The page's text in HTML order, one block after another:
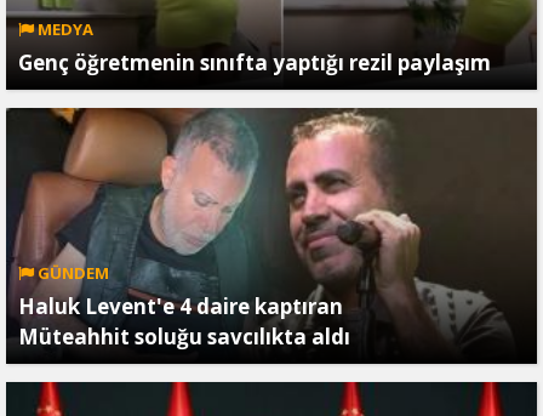
MEDYA
Genç öğretmenin sınıfta yaptığı rezil paylaşım
GÜNDEM
Haluk Levent'e 4 daire kaptıran
Müteahhit soluğu savcılıkta aldı